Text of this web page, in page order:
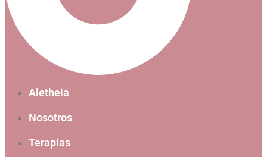
Aletheia
Nosotros
Terapias